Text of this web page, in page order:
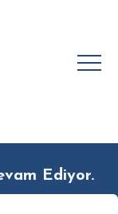
Ediyor.